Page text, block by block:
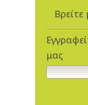
Βρείτε
μας